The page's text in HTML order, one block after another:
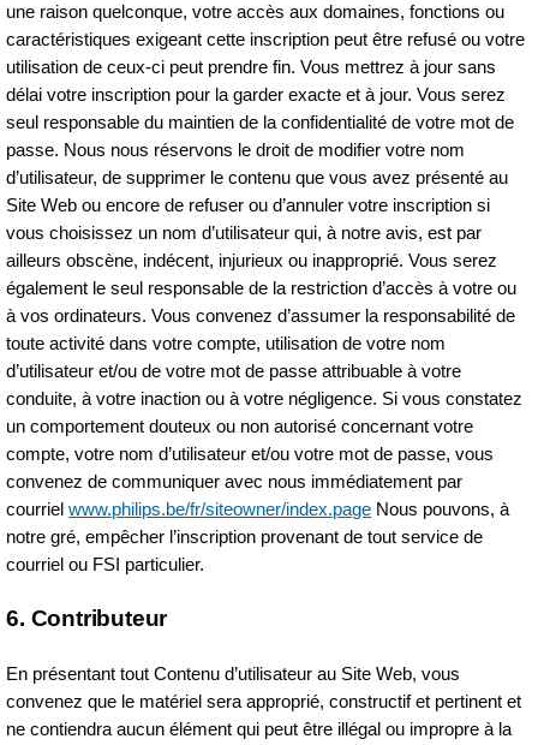
une raison quelconque, votre accès aux domaines, fonctions ou
caractéristiques exigeant cette inscription peut être refusé ou votre
utilisation de ceux‑ci peut prendre fin. Vous mettrez à jour sans
délai votre inscription pour la garder exacte et à jour. Vous serez
seul responsable du maintien de la confidentialité de votre mot de
passe. Nous nous réservons le droit de modifier votre nom
d’utilisateur, de supprimer le contenu que vous avez présenté au
Site Web ou encore de refuser ou d’annuler votre inscription si
vous choisissez un nom d’utilisateur qui, à notre avis, est par
ailleurs obscène, indécent, injurieux ou inapproprié. Vous serez
également le seul responsable de la restriction d’accès à votre ou
à vos ordinateurs. Vous convenez d’assumer la responsabilité de
toute activité dans votre compte, utilisation de votre nom
d’utilisateur et/ou de votre mot de passe attribuable à votre
conduite, à votre inaction ou à votre négligence. Si vous constatez
un comportement douteux ou non autorisé concernant votre
compte, votre nom d’utilisateur et/ou votre mot de passe, vous
convenez de communiquer avec nous immédiatement par
courrielwww.philips.be/fr/siteowner/index.page Nous pouvons, à
notre gré, empêcher l’inscription provenant de tout service de
courriel ou FSI particulier.
6. Contributeur
En présentant tout Contenu d’utilisateur au Site Web, vous
convenez que le matériel sera approprié, constructif et pertinent et
ne contiendra aucun élément qui peut être illégal ou impropre à la